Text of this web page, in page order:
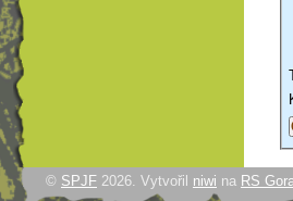
© SPJF 2026. Vytvořil niwi na RS